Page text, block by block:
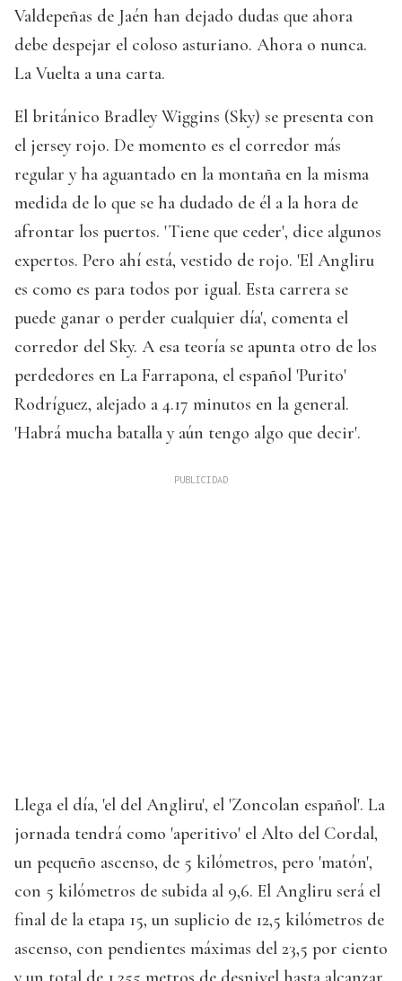
Valdepeñas de Jaén han dejado dudas que ahora
debe despejar el coloso asturiano. Ahora o nunca.
La Vuelta a una carta.
El británico Bradley Wiggins (Sky) se presenta con
el jersey rojo. De momento es el corredor más
regular y ha aguantado en la montaña en la misma
medida de lo que se ha dudado de él a la hora de
afrontar los puertos. 'Tiene que ceder', dice algunos
expertos. Pero ahí está, vestido de rojo. 'El Angliru
es como es para todos por igual. Esta carrera se
puede ganar o perder cualquier día', comenta el
corredor del Sky. A esa teoría se apunta otro de los
perdedores en La Farrapona, el español 'Purito'
Rodríguez, alejado a 4.17 minutos en la general.
'Habrá mucha batalla y aún tengo algo que decir'.
Llega el día, 'el del Angliru', el 'Zoncolan español'. La
jornada tendrá como 'aperitivo' el Alto del Cordal,
un pequeño ascenso, de 5 kilómetros, pero 'matón',
con 5 kilómetros de subida al 9,6. El Angliru será el
final de la etapa 15, un suplicio de 12,5 kilómetros de
ascenso, con pendientes máximas del 23,5 por ciento